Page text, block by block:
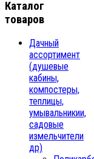
Каталог
товаров
Дачный
ассортимент
(душевые
кабины,
компостеры,
теплицы,
умывальникии,
садовые
измельчители
др)